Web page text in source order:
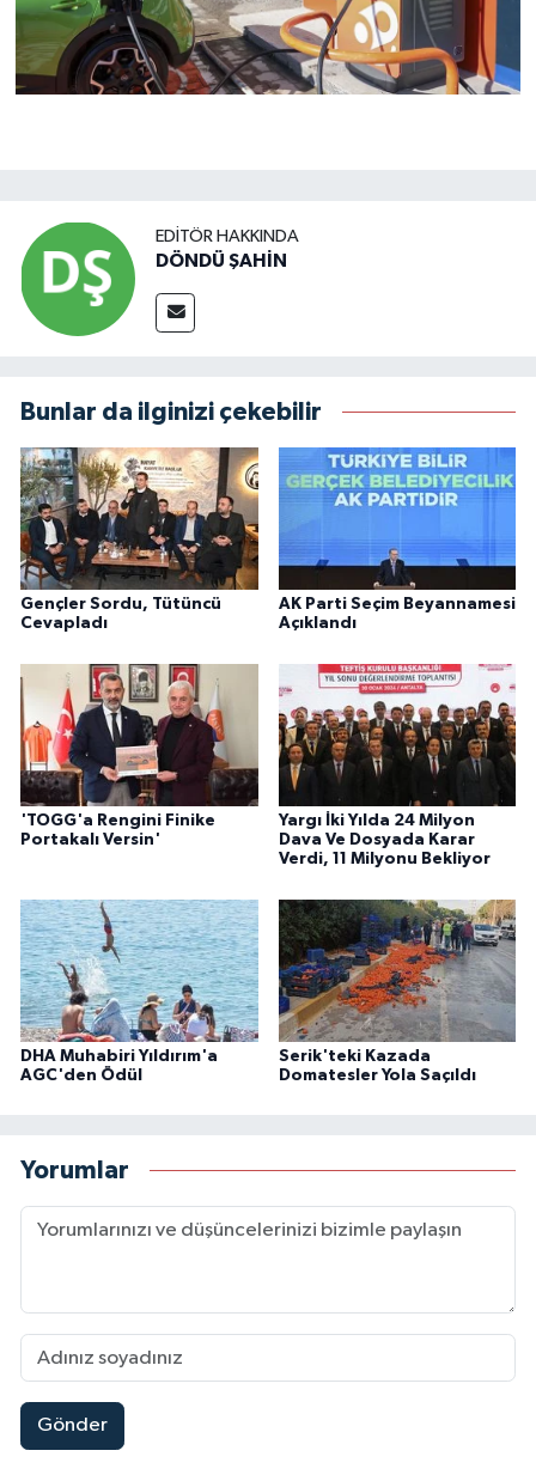
EDITÖR HAKKINDA
DÖNDÜ ŞAHİN
Bunlar da ilginizi çekebilir
Gençler Sordu, Tütüncü
Cevapladı
AK Parti Seçim Beyannamesi
Açıklandı
'TOGG'a Rengini Finike
Portakalı Versin'
Yargı İki Yılda 24 Milyon
Dava Ve Dosyada Karar
Verdi, 11 Milyonu Bekliyor
DHA Muhabiri Yıldırım'a
AGC'den Ödül
Serik'teki Kazada
Domatesler Yola Saçıldı
Yorumlar
Gönder